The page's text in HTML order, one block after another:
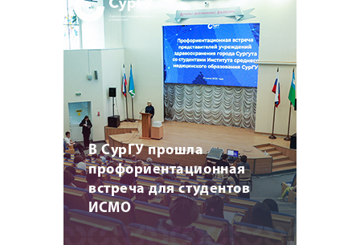
В СурГУ прошла
профориентационная
встреча для студентов
ИСМО